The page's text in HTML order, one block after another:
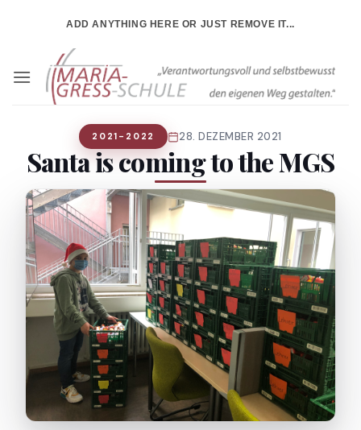
ADD ANYTHING HERE OR JUST REMOVE IT...
2021-2022 28. DEZEMBER 2021
Santa is coming to the MGS